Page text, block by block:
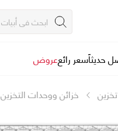
حديثاًسعر رائععروض
خزائن ووحدات التخزين